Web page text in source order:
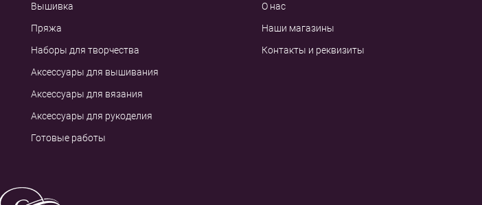
Вышивка
Пряжа
Наборы для творчества
Аксессуары для вышивания
Аксессуары для вязания
Аксессуары для рукоделия
Готовые работы
О нас
Наши магазины
Контакты и реквизиты